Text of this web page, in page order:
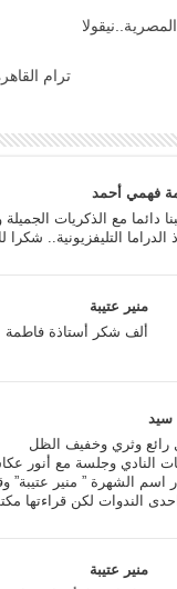
ترام
فهمي أحمد
دائما مع الذكريات
الدراما التليفزيونية.. شكرا
منير عتيبة
ألف شكر أستاذة فاطمة
سيد
رائع وثري وخفيف الظل
النادي وجلسة مع أنور
اسم الشهرة ” منير
الندوات لكن قراءتها
منير عتيبة